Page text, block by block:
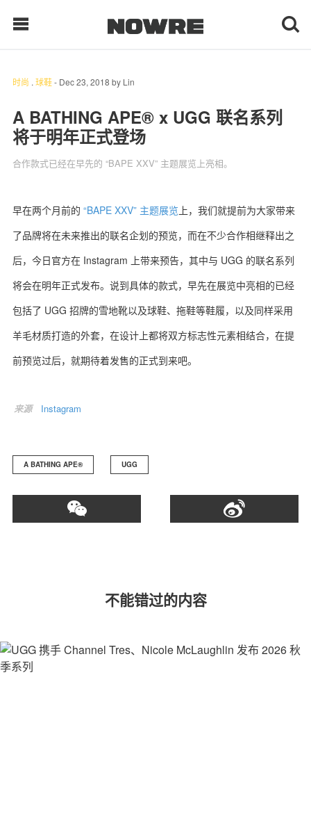
每日鲜榨
现客视点
时 尚
球 鞋
生 活
时尚 . 球鞋- Dec 23, 2018 by Lin
A BATHING APE® x UGG 联名系列
将于明年正式登场
合作款式已经在早先的 “BAPE XXV” 主题展览上亮相。
早在两个月前的 “BAPE XXV” 主题展览 上，我们就提前为大家带来
了品牌将在未来推出的联名企划的预览，而在不少合作相继释出之
后，今日官方在 Instagram 上带来预告，其中与 UGG 的联名系列
将会在明年正式发布。说到具体的款式，早先在展览中亮相的已经
包括了 UGG 招牌的雪地靴以及球鞋、拖鞋等鞋履，以及同样采用
羊毛材质打造的外套，在设计上都将双方标志性元素相结合，在提
前预览过后，就期待着发售的正式到来吧。
来源 Instagram
A BATHING APE®️ UGG
不能错过的内容